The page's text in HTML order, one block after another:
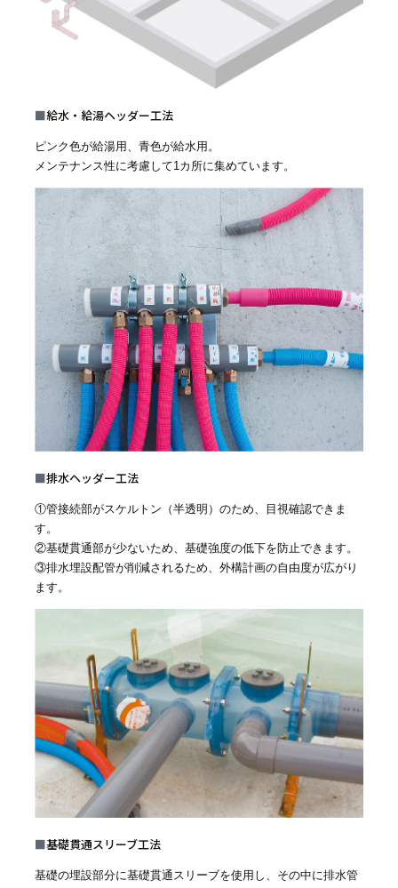
■給水・給湯ヘッダー工法
ピンク色が給湯用、青色が給水用。
メンテナンス性に考慮して1カ所に集めています。
■排水ヘッダー工法
①管接続部がスケルトン（半透明）のため、目視確認できま
す。
②基礎貫通部が少ないため、基礎強度の低下を防止できます。
③排水埋設配管が削減されるため、外構計画の自由度が広がり
ます。
■基礎貫通スリーブ工法
基礎の埋設部分に基礎貫通スリーブを使用し、その中に排水管